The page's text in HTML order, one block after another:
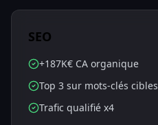
SEO
+187K€ CA organique
Top 3 sur mots-clés cibles
Trafic qualifié x4